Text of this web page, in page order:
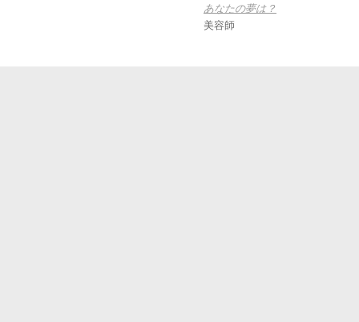
あなたの夢は？
美容師